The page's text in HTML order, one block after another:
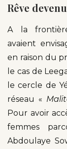
Rêve
A la
avaient
en raison du
le cas de
le cercle de
réseau «
Pour avoir
femmes
Abdoulaye